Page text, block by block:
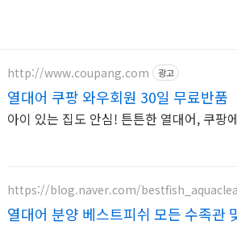
http://www.coupang.com 광고
열대어 쿠팡 와우회원 30일 무료반품
아이 있는 집도 안심! 튼튼한 열대어, 쿠팡
https://blog.naver.com/
열대어 분양 베스트피쉬 모든 수족관